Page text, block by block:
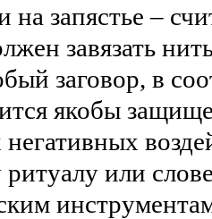
на запястье –
завязать
заговор, в
якобы
негативных
или